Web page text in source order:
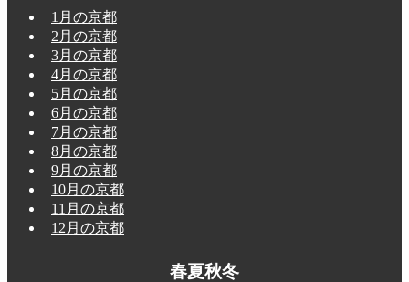
1月の京都
2月の京都
3月の京都
4月の京都
5月の京都
6月の京都
7月の京都
8月の京都
9月の京都
10月の京都
11月の京都
12月の京都
春夏秋冬